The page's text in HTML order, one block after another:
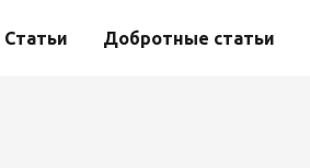
Статьи Добротные статьи